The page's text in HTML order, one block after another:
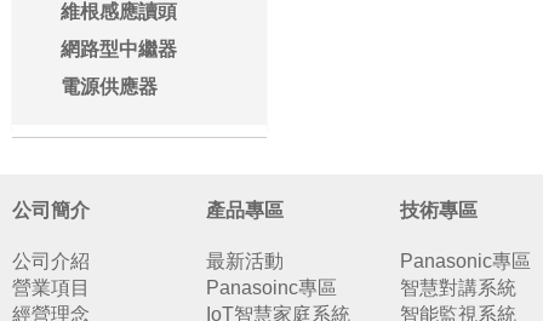
維根感應讀頭
網路型中繼器
電源供應器
公司簡介
公司介紹
營業項目
經營理念
產品專區
最新活動
Panasoinc專區
IoT智慧家庭系統
技術專區
Panasonic專區
智慧對講系統
智能監視系統